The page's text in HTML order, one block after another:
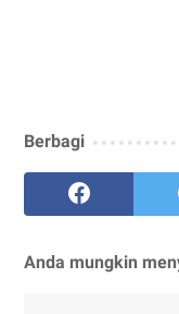
Berbagi
Anda mungkin